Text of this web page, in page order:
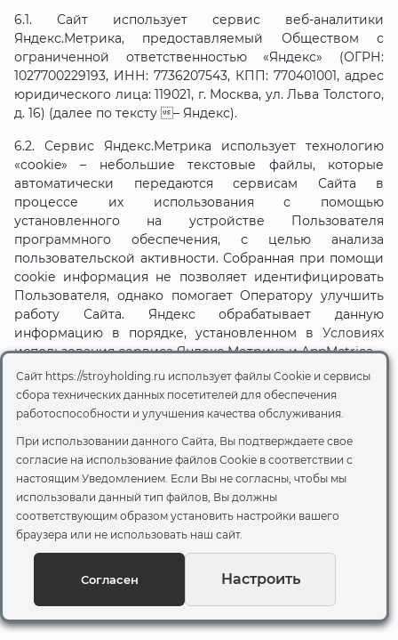
6.1. Сайт использует сервис веб-аналитики
Яндекс.Метрика, предоставляемый Обществом с
ограниченной ответственностью «Яндекс» (ОГРН:
1027700229193, ИНН: 7736207543, КПП: 770401001, адрес
юридического лица: 119021, г. Москва, ул. Льва Толстого,
д. 16) (далее по тексту – Яндекс).
6.2. Сервис Яндекс.Метрика использует технологию
«cookie» – небольшие текстовые файлы, которые
автоматически передаются сервисам Сайта в
процессе их использования с помощью
установленного на устройстве Пользователя
программного обеспечения, с целью анализа
пользовательской активности. Собранная при помощи
cookie информация не позволяет идентифицировать
Пользователя, однако помогает Оператору улучшить
работу Сайта. Яндекс обрабатывает данную
информацию в порядке, установленном в Условиях
использования сервиса Яндекс Метрика и AppMetrica
6.3. Возможности Яндекс по использованию и
передаче третьим лицам сведений, собранных
посредством Яндекса. Метрики о посещениях
Пользователем Сайта Оператора, ограничиваются
Политикой конфиденциальности Яндекс.
Пользователь может запретить Яндекс.Метрике
узнавать себя при повторных посещениях Сайта,
отключив cookie-файлы Яндекс.Метрики в своем
браузере. Используя Сайт, Пользователь дает согласие
на обработку персональных данных Яндексом в
порядке и целях, предусмотренных настоящей
Сайт https://stroyholding.ru использует файлы Cookie и сервисы
сбора технических данных посетителей для обеспечения
работоспособности и улучшения качества обслуживания.
При использовании данного Сайта, Вы подтверждаете свое
согласие на использование файлов Cookie в соответствии с
настоящим Уведомлением. Если Вы не согласны, чтобы мы
использовали данный тип файлов, Вы должны
соответствующим образом установить настройки вашего
браузера или не использовать наш сайт.
Согласен Настроить